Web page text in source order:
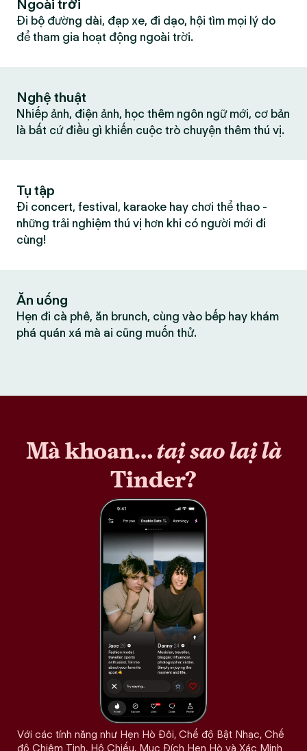
Ngoài trời
Đi bộ đường dài, đạp xe, đi dạo, hội tìm mọi lý do
để tham gia hoạt động ngoài trời.
Nghệ thuật
Nhiếp ảnh, điện ảnh, học thêm ngôn ngữ mới, cơ bản
là bất cứ điều gì khiến cuộc trò chuyện thêm thú vị.
Tụ tập
Đi concert, festival, karaoke hay chơi thể thao -
những trải nghiệm thú vị hơn khi có người mới đi
cùng!
Ăn uống
Hẹn đi cà phê, ăn brunch, cùng vào bếp hay khám
phá quán xá mà ai cũng muốn thử.
Mà khoan…tại sao lại là
Tinder?
Với các tính năng như Hẹn Hò Đôi, Chế độ Bật Nhạc, Chế
độ Chiêm Tinh, Hộ Chiếu, Mục Đích Hẹn Hò và Xác Minh